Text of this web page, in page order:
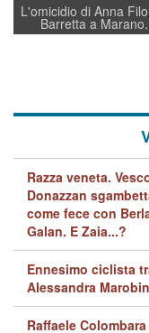
L'omicidio di Anna
Barretta a
indagini dei
quelle di... Barbara
Razza veneta.
Donazzan
come fece con
Galan. E Zaia...?
Ennesimo ciclista
Alessandra
Raffaele